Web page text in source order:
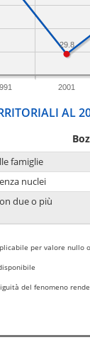
2001
29.8
AL
famiglie
nuclei
due o più
per valore nullo
del fenomeno